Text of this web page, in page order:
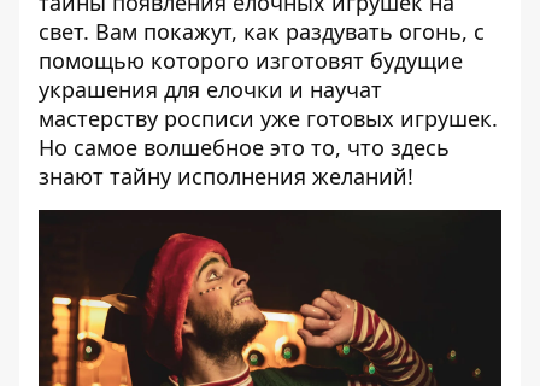
свет. Вам покажут, как раздувать огонь, с
помощью которого изготовят будущие
украшения для елочки и научат
мастерству росписи уже готовых игрушек.
Но самое волшебное это то, что здесь
знают тайну исполнения желаний!